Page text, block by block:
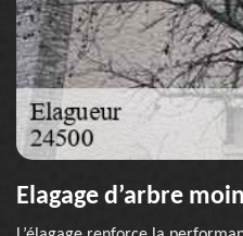
Elagage d’arbre